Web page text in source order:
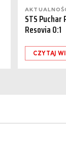
STS
Resovia 0:1
CZYTAJ